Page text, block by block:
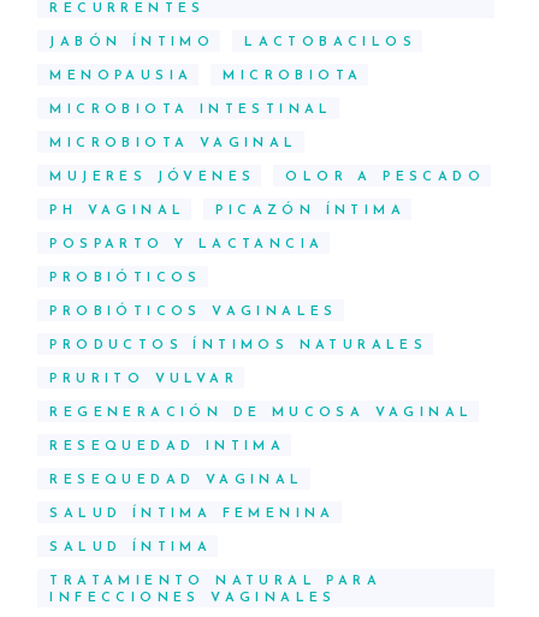
RECURRENTES
JABÓN ÍNTIMO LACTOBACILOS
MENOPAUSIA MICROBIOTA
MICROBIOTA INTESTINAL
MICROBIOTA VAGINAL
MUJERES JÓVENES OLOR A PESCADO
PH VAGINAL PICAZÓN ÍNTIMA
POSPARTO Y LACTANCIA
PROBIÓTICOS
PROBIÓTICOS VAGINALES
PRODUCTOS ÍNTIMOS NATURALES
PRURITO VULVAR
REGENERACIÓN DE MUCOSA VAGINAL
RESEQUEDAD INTIMA
RESEQUEDAD VAGINAL
SALUD ÍNTIMA FEMENINA
SALUD ÍNTIMA
TRATAMIENTO NATURAL PARA
INFECCIONES VAGINALES